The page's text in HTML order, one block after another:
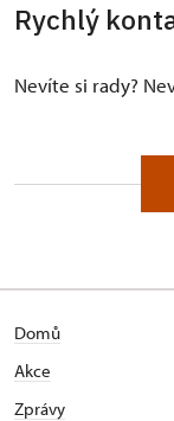
Rychlý
Nevíte si rady?
Domů
Akce
Zprávy